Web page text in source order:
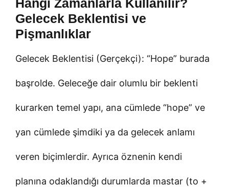
Hangi Zamanlarla Kullanılır?
Gelecek Beklentisi ve
Pişmanlıklar
Gelecek Beklentisi (Gerçekçi): “Hope” burada
başrolde. Geleceğe dair olumlu bir beklenti
kurarken temel yapı, ana cümlede “hope” ve
yan cümlede şimdiki ya da gelecek anlamı
veren biçimlerdir. Ayrıca öznenin kendi
planına odaklandığı durumlarda mastar (to +